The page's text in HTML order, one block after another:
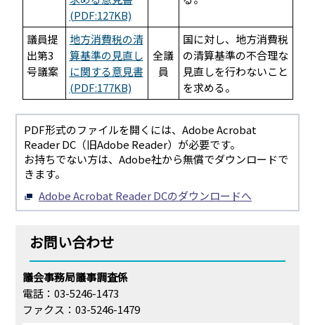
(PDF:127KB)
議員提
出第3
号議案
地方消費税の清
算基準の見直し
に関する意見書
(PDF:177KB)
全議
員
国に対し、地方消費税
の清算基準の不合理な
見直しを行わないこと
を求める。
PDF形式のファイルを開くには、Adobe Acrobat
Reader DC（旧Adobe Reader）が必要です。
お持ちでない方は、Adobe社から無償でダウンロードで
きます。
Adobe Acrobat Reader DCのダウンロードへ
お問い合わせ
議会事務局議事調査係
電話：03-5246-1473
ファクス：03-5246-1479